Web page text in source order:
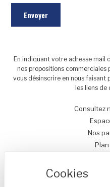
En indiquant votre adresse mail
nos propositions commerciales
vous désinscrire en nous
les liens
Consultez
Nos
Politique
Conditions